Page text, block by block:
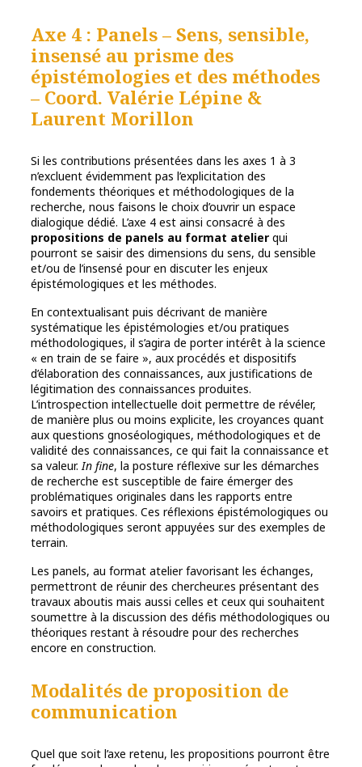
Axe 4 : Panels – Sens, sensible,
insensé au prisme des
épistémologies et des méthodes
– Coord. Valérie Lépine &
Laurent Morillon
Si les contributions présentées dans les axes 1 à 3
n’excluent évidemment pas l’explicitation des
fondements théoriques et méthodologiques de la
recherche, nous faisons le choix d’ouvrir un espace
dialogique dédié. L’axe 4 est ainsi consacré à des
propositions de panels au format atelier qui
pourront se saisir des dimensions du sens, du sensible
et/ou de l’insensé pour en discuter les enjeux
épistémologiques et les méthodes.
En contextualisant puis décrivant de manière
systématique les épistémologies et/ou pratiques
méthodologiques, il s’agira de porter intérêt à la science
« en train de se faire », aux procédés et dispositifs
d’élaboration des connaissances, aux justifications de
légitimation des connaissances produites.
L’introspection intellectuelle doit permettre de révéler,
de manière plus ou moins explicite, les croyances quant
aux questions gnoséologiques, méthodologiques et de
validité des connaissances, ce qui fait la connaissance et
sa valeur.In fine, la posture réflexive sur les démarches
de recherche est susceptible de faire émerger des
problématiques originales dans les rapports entre
savoirs et pratiques. Ces réflexions épistémologiques ou
méthodologiques seront appuyées sur des exemples de
terrain.
Les panels, au format atelier favorisant les échanges,
permettront de réunir des chercheur.es présentant des
travaux aboutis mais aussi celles et ceux qui souhaitent
soumettre à la discussion des défis méthodologiques ou
théoriques restant à résoudre pour des recherches
encore en construction.
Modalités de proposition de
communication
Quel que soit l’axe retenu, les propositions pourront être